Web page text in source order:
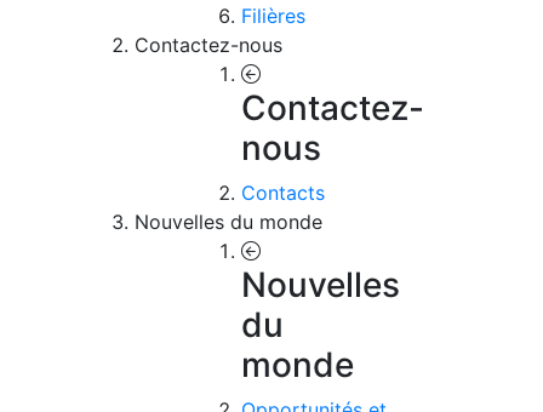
Filières
Contactez-nous
Contactez-
nous
Contacts
Nouvelles du monde
Nouvelles
du
monde